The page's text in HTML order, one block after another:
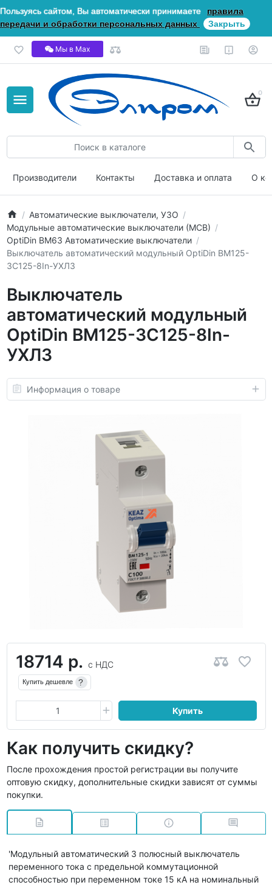
Пользуясь сайтом, Вы автоматически принимаете
правила
передачи и обработки персональных данных
Закрыть
Мы в Мах
0
Производители Контакты Доставка и оплата О
Автоматические выключатели, УЗО
Модульные автоматические выключатели (МСВ)
OptiDin ВМ63 Автоматические выключатели
Выключатель автоматический модульный OptiDin BM125-
3C125-8In-УХЛ3
Выключатель
автоматический модульный
OptiDin BM125-3C125-8In-
УХЛ3
Информация о товаре
18714 р. с НДС
Купить дешевле ?
Купить
Как получить скидку?
После прохождения простой регистрации вы получите
оптовую скидку, дополнительные скидки зависят от суммы
покупки.
'Модульный автоматический 3 полюсный выключатель
переменного тока с предельной коммутационной
способностью при переменном токе 15 кА на номинальный